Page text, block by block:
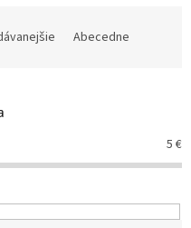
Abecedne
5 €